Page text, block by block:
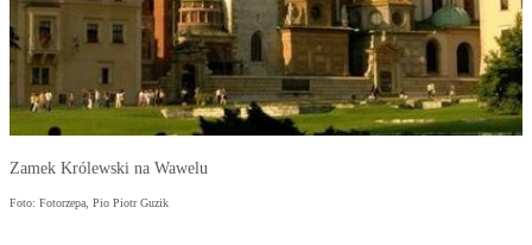
Zamek Królewski na Wawelu
Foto: Fotorzepa, Pio Piotr Guzik